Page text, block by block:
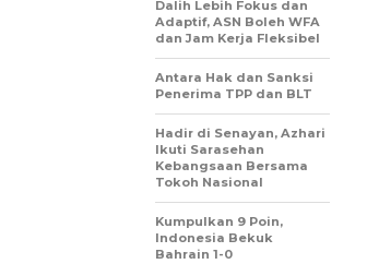
Dalih Lebih Fokus dan
Adaptif, ASN Boleh WFA
dan Jam Kerja Fleksibel
Antara Hak dan Sanksi
Penerima TPP dan BLT
Hadir di Senayan, Azhari
Ikuti Sarasehan
Kebangsaan Bersama
Tokoh Nasional
Kumpulkan 9 Poin,
Indonesia Bekuk
Bahrain 1-0